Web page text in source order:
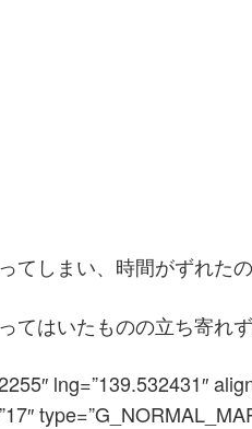
てしまい、時間がずれたの
てはいたものの立ち寄れ
lng=”139.532431″